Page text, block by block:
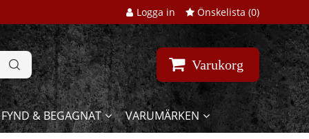
Logga in Önskelista (0)
Varukorg
FYND & BEGAGNAT VARUMÄRKEN